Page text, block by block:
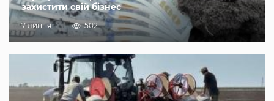
захистити свій бізнес
7 липня 502